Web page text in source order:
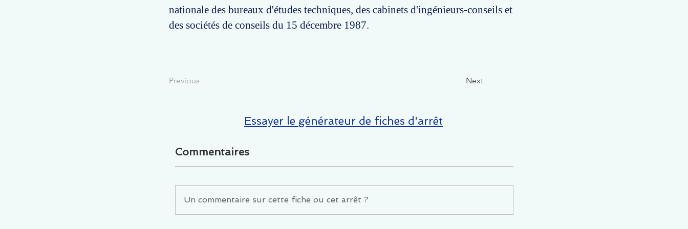
nationale des bureaux d'études techniques, des cabinets d'ingénieurs-conseils et
des sociétés de conseils du 15 décembre 1987.
Previous Next
Essayer le générateur de fiches d'arrêt
Commentaires
Un commentaire sur cette fiche ou cet arrêt ?